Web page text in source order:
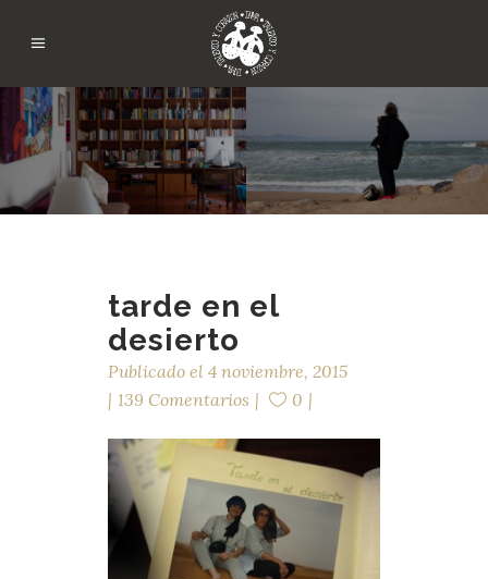
tarde en el
desierto
Publicado el 4 noviembre, 2015
139 Comentarios
0